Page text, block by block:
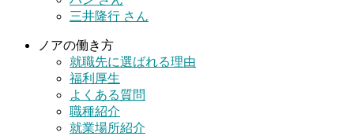
三井隆行 さん
ノアの働き方
就職先に選ばれる理由
福利厚生
よくある質問
職種紹介
就業場所紹介